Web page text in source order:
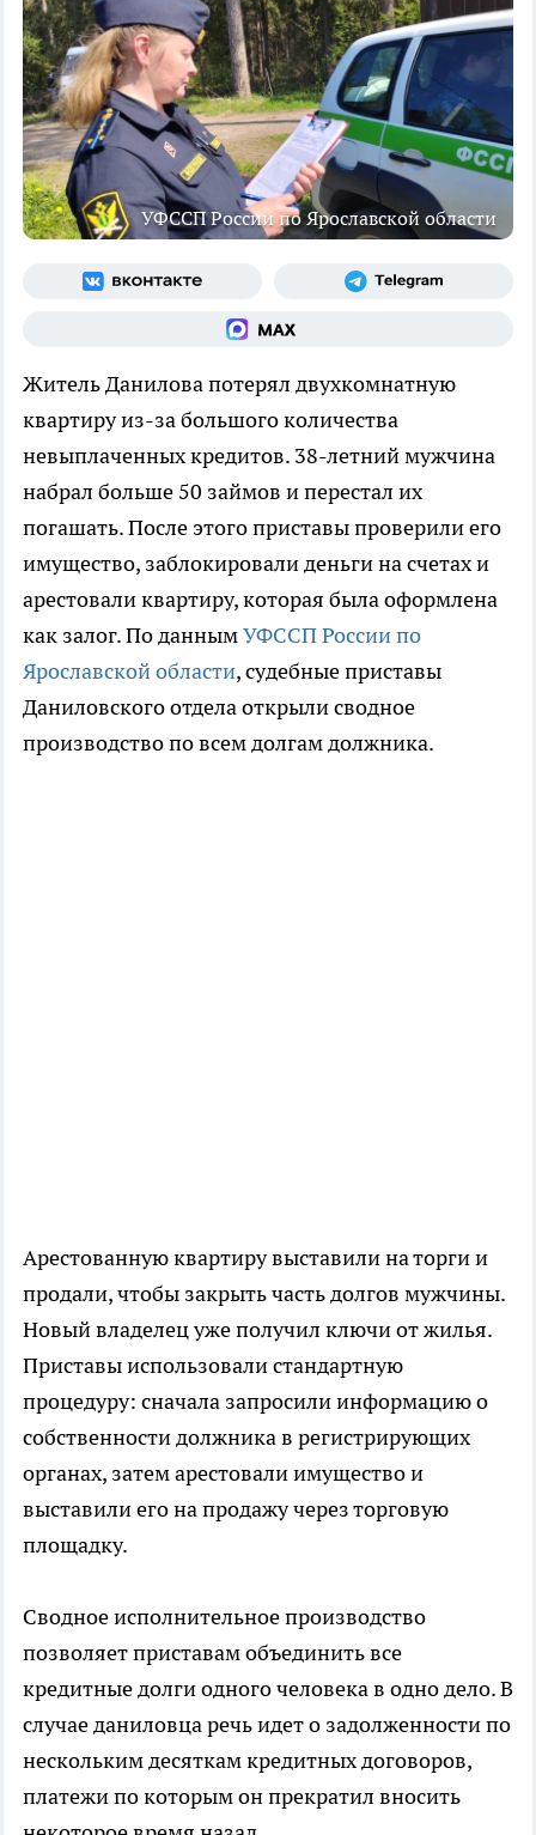
УФССП России по Ярославской области
Житель Данилова потерял двухкомнатную
квартиру из-за большого количества
невыплаченных кредитов. 38-летний мужчина
набрал больше 50 займов и перестал их
погашать. После этого приставы проверили его
имущество, заблокировали деньги на счетах и
арестовали квартиру, которая была оформлена
как залог. По даннымУФССП России по
Ярославской области, судебные приставы
Даниловского отдела открыли сводное
производство по всем долгам должника.
Арестованную квартиру выставили на торги и
продали, чтобы закрыть часть долгов мужчины.
Новый владелец уже получил ключи от жилья.
Приставы использовали стандартную
процедуру: сначала запросили информацию о
собственности должника в регистрирующих
органах, затем арестовали имущество и
выставили его на продажу через торговую
площадку.
Сводное исполнительное производство
позволяет приставам объединить все
кредитные долги одного человека в одно дело. В
случае даниловца речь идет о задолженности по
нескольким десяткам кредитных договоров,
платежи по которым он прекратил вносить